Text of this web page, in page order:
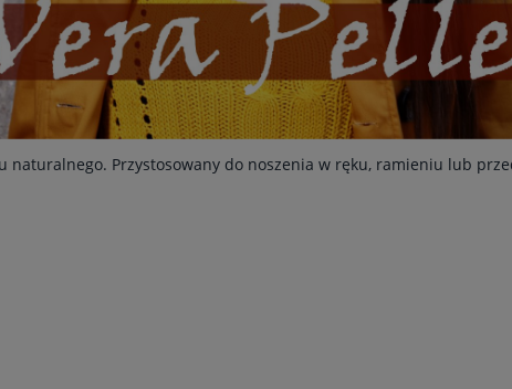
naturalnego. Przystosowany do noszenia w ręku, ramieniu lub